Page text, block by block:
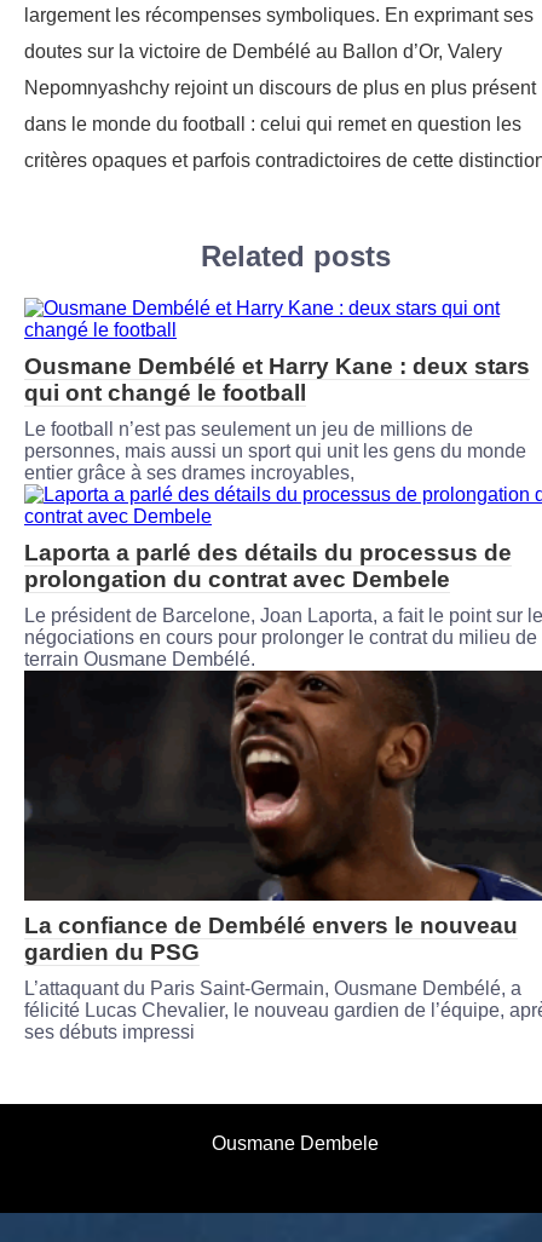
largement les récompenses symboliques. En exprimant ses
doutes sur la victoire de Dembélé au Ballon d’Or, Valery
Nepomnyashchy rejoint un discours de plus en plus présent
dans le monde du football : celui qui remet en question les
critères opaques et parfois contradictoires de cette
Related posts
Ousmane Dembélé et Harry Kane : deux stars
qui ont changé le football
Le football n’est pas seulement un jeu de millions de
personnes, mais aussi un sport qui unit les gens du monde
entier grâce à ses drames incroyables,
Laporta a parlé des détails du processus de
prolongation du contrat avec Dembele
Le président de Barcelone, Joan Laporta, a fait le point sur
négociations en cours pour prolonger le contrat du milieu de
terrain Ousmane Dembélé.
La confiance de Dembélé envers le nouveau
gardien du PSG
L’attaquant du Paris Saint-Germain, Ousmane Dembélé, a
félicité Lucas Chevalier, le nouveau gardien de l’équipe,
ses débuts impressi
Ousmane Dembele